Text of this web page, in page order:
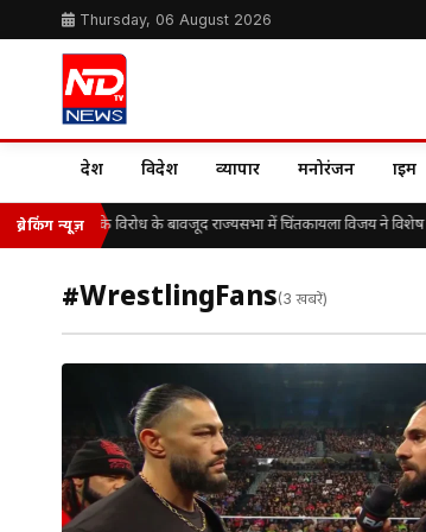
Thursday, 06 August 2026
देश विदेश व्यापार मनोरंजन क्राइम
ब्रेकिंग न्यूज़के विरोध के बावजूद राज्यसभा में चिंतकायला विजय ने विशेष
#WrestlingFans(3 खबरें)